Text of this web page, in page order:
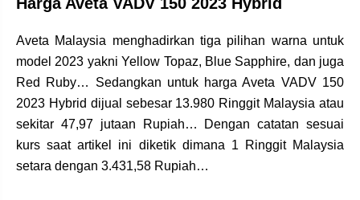
Aveta Malaysia menghadirkan tiga pilihan warna untuk
model 2023 yakni Yellow Topaz, Blue Sapphire, dan juga
Red Ruby… Sedangkan untuk harga Aveta VADV 150
2023 Hybrid dijual sebesar 13.980 Ringgit Malaysia atau
sekitar 47,97 jutaan Rupiah… Dengan catatan sesuai
kurs saat artikel ini diketik dimana 1 Ringgit Malaysia
setara dengan 3.431,58 Rupiah…